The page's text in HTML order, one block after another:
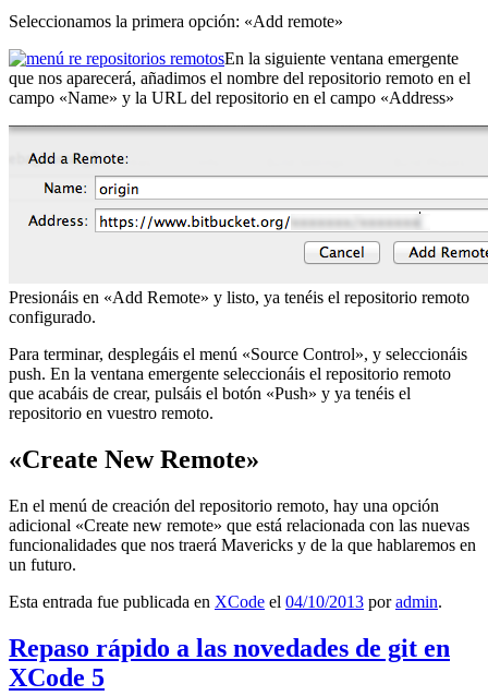
Seleccionamos la primera opción: «Add remote»
En la siguiente ventana emergente
que nos aparecerá, añadimos el nombre del repositorio remoto en el
campo «Name» y la URL del repositorio en el campo «Address»
Presionáis en «Add Remote» y listo, ya tenéis el repositorio remoto
configurado.
Para terminar, desplegáis el menú «Source Control», y seleccionáis
push. En la ventana emergente seleccionáis el repositorio remoto
que acabáis de crear, pulsáis el botón «Push» y ya tenéis el
repositorio en vuestro remoto.
«Create New Remote»
En el menú de creación del repositorio remoto, hay una opción
adicional «Create new remote» que está relacionada con las nuevas
funcionalidades que nos traerá Mavericks y de la que hablaremos en
un futuro.
Esta entrada fue publicada en XCode el 04/10/2013 poradmin.
Repaso rápido a las novedades de git en
XCode 5